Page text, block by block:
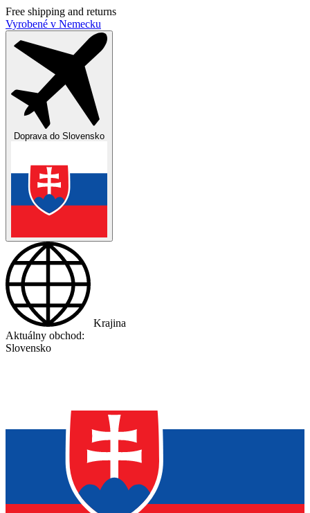
Free shipping and returns
Vyrobené v Nemecku
Doprava do Slovensko
Krajina
Aktuálny obchod:
Slovensko